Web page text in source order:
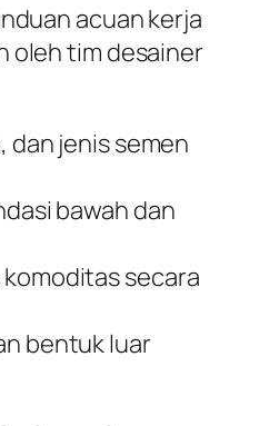
acuan kerja
oleh tim desainer
jenis semen
bawah dan
secara
bentuk luar